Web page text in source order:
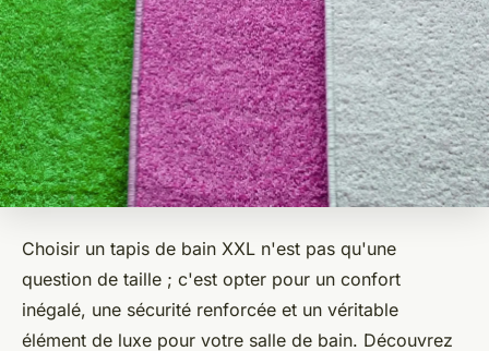
Choisir un tapis de bain XXL n'est pas qu'une
question de taille ; c'est opter pour un confort
inégalé, une sécurité renforcée et un véritable
élément de luxe pour votre salle de bain. Découvrez